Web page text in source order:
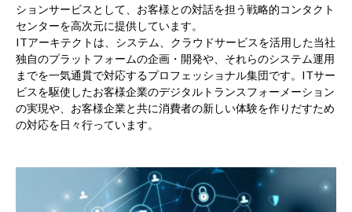
ションサービスとして、お客様との対話を担う戦略的コンタクト
センターを高次元に提供しています。
ITアーキテクトは、システム、クラウドサービスを活用した当社
独自のプラットフォームの企画・開発や、それらのシステム運用
までを一気通貫で対応するプロフェッショナル集団です。ITサー
ビスを駆使したお客様企業のデジタルトランスフォーメーション
の実現や、お客様企業と共に消費者の新しい体験を作りだすため
の対応を日々行っています。